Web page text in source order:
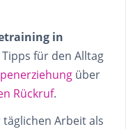
in
für den Alltag
über
Rückruf.
Arbeit als